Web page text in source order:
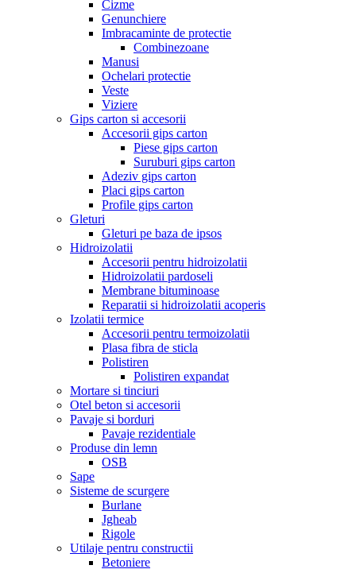
Cizme
Genunchiere
Imbracaminte de protectie
Combinezoane
Manusi
Ochelari protectie
Veste
Viziere
Gips carton si accesorii
Accesorii gips carton
Piese gips carton
Suruburi gips carton
Adeziv gips carton
Placi gips carton
Profile gips carton
Gleturi
Gleturi pe baza de ipsos
Hidroizolatii
Accesorii pentru hidroizolatii
Hidroizolatii pardoseli
Membrane bituminoase
Reparatii si hidroizolatii acoperis
Izolatii termice
Accesorii pentru termoizolatii
Plasa fibra de sticla
Polistiren
Polistiren expandat
Mortare si tinciuri
Otel beton si accesorii
Pavaje si borduri
Pavaje rezidentiale
Produse din lemn
OSB
Sape
Sisteme de scurgere
Burlane
Jgheab
Rigole
Utilaje pentru constructii
Betoniere